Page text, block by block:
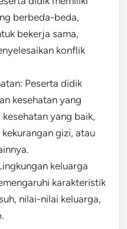
berbeda-beda,
bekerja sama,
konflik
Peserta didik
kesehatan yang
yang baik,
gizi, atau
keluarga
karakteristik
nilai-nilai keluarga,